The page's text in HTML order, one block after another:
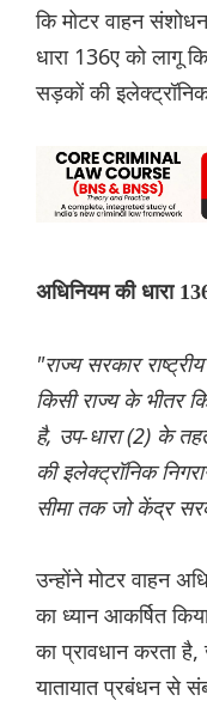
कि मोटर वाहन
धारा 136ए को लागू
सड़कों की इलेक्ट्रॉनिक
अधिनियम की धारा
"राज्य सरकार
किसी राज्य के भीतर
है, उप-धारा (2) के
की इलेक्ट्रॉनिक
सीमा तक जो केंद्र
उन्होंने मोटर वाहन
का ध्यान आकर्षित
का प्रावधान करता
यातायात प्रबंधन से